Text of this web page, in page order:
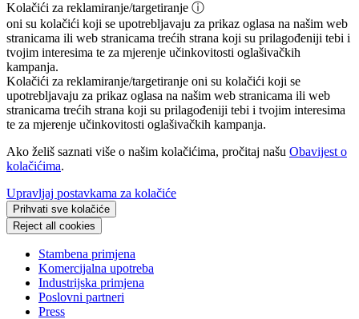
Kolačići za reklamiranje/targetiranje ⓘ
oni su kolačići koji se upotrebljavaju za prikaz oglasa na našim web
stranicama ili web stranicama trećih strana koji su prilagođeniji tebi i
tvojim interesima te za mjerenje učinkovitosti oglašivačkih
kampanja.
Kolačići za reklamiranje/targetiranje oni su kolačići koji se
upotrebljavaju za prikaz oglasa na našim web stranicama ili web
stranicama trećih strana koji su prilagođeniji tebi i tvojim interesima
te za mjerenje učinkovitosti oglašivačkih kampanja.
Ako želiš saznati više o našim kolačićima, pročitaj našu Obavijest o
kolačićima.
Upravljaj postavkama za kolačiće
Prihvati sve kolačiće
Reject all cookies
Stambena primjena
Komercijalna upotreba
Industrijska primjena
Poslovni partneri
Press